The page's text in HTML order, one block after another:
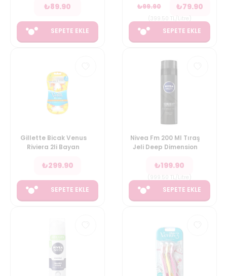
₺89.90
SEPETE EKLE
₺99.90 ₺79.90
SEPETE EKLE
Gillette Bicak Venus
Riviera 2li Bayan
₺299.90
SEPETE EKLE
Nivea Fm 200 Ml Tıraş
Jeli Deep Dimension
₺199.90
SEPETE EKLE